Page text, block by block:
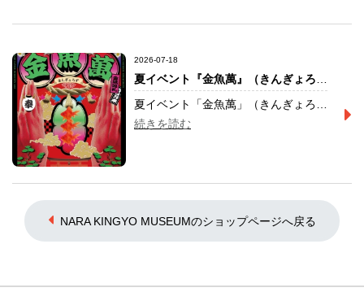
2026-07-18
続きを読む
NARA KINGYO MUSEUMのショップページへ戻る